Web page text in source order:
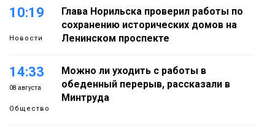
10:19
Новости
Глава Норильска проверил работы по
сохранению исторических домов на
Ленинском проспекте
14:33
08 августа
Общество
Можно ли уходить с работы в
обеденный перерыв, рассказали в
Минтруда